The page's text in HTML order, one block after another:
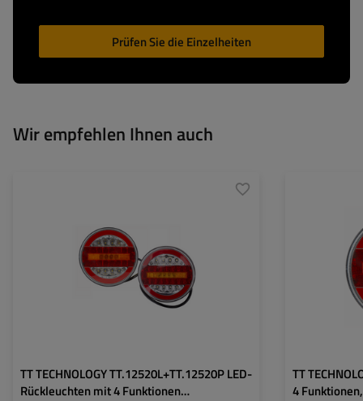
Prüfen Sie die Einzelheiten
Wir empfehlen Ihnen auch
TT TECHNOLOGY TT.12520L+TT.12520P LED-
Rückleuchten mit 4 Funktionen
Kabel
Lampenfunktionen:
Positionslicht
Bremslicht ,Dynamischer
Blinker ,Rückfahrlicht
TT
4